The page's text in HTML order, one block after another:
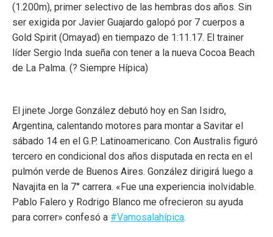
(1.200m), primer selectivo de las hembras dos años. Sin
ser exigida por Javier Guajardo galopó por 7 cuerpos a
Gold Spirit (Omayad) en tiempazo de 1:11.17. El trainer
líder Sergio Inda sueña con tener a la nueva Cocoa Beach
de La Palma. (? Siempre Hípica)
El jinete Jorge González debutó hoy en San Isidro,
Argentina, calentando motores para montar a Savitar el
sábado 14 en el G.P. Latinoamericano. Con Australis figuró
tercero en condicional dos años disputada en recta en el
pulmón verde de Buenos Aires. González dirigirá luego a
Navajita en la 7° carrera. «Fue una experiencia inolvidable.
Pablo Falero y Rodrigo Blanco me ofrecieron su ayuda
para correr» confesó a #Vamosalahípica.